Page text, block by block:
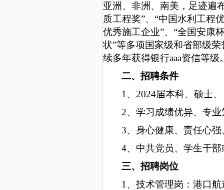
亚洲、非洲、南美，足迹遍
质工程奖”、“中国水利工程
优秀施工企业”、“全国安康
状”等多项国家级和省部级
续多年获得银行aaa资信等级
二、招聘条件
1、 2024届本科、硕士
2、 学习成绩优异、专
3、 身心健康、责任心
4、 中共党员、学生干
三、招聘岗位
1、技术管理岗：港口